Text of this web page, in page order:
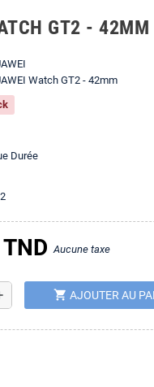
GT2 - 42MM
Watch GT2 - 42mm
Durée
TNDAucune taxe
shopping_cart AJOUTER AU